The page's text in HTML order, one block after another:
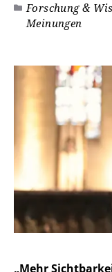
Forschung &
Meinungen
„Mehr